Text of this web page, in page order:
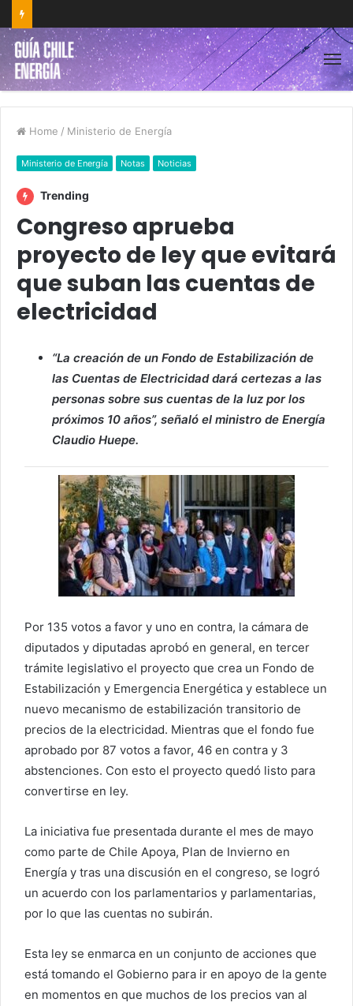
Home / Ministerio de Energía
Ministerio de Energía Notas Noticias
Trending
Congreso aprueba
proyecto de ley que evitará
que suban las cuentas de
electricidad
“La creación de un Fondo de Estabilización de
las Cuentas de Electricidad dará certezas a las
personas sobre sus cuentas de la luz por los
próximos 10 años”, señaló el ministro de Energía
Claudio Huepe.
Por 135 votos a favor y uno en contra, la cámara de
diputados y diputadas aprobó en general, en tercer
trámite legislativo el proyecto que crea un Fondo de
Estabilización y Emergencia Energética y establece un
nuevo mecanismo de estabilización transitorio de
precios de la electricidad. Mientras que el fondo fue
aprobado por 87 votos a favor, 46 en contra y 3
abstenciones. Con esto el proyecto quedó listo para
convertirse en ley.
La iniciativa fue presentada durante el mes de mayo
como parte de Chile Apoya, Plan de Invierno en
Energía y tras una discusión en el congreso, se logró
un acuerdo con los parlamentarios y parlamentarias,
por lo que las cuentas no subirán.
Esta ley se enmarca en un conjunto de acciones que
está tomando el Gobierno para ir en apoyo de la gente
en momentos en que muchos de los precios van al